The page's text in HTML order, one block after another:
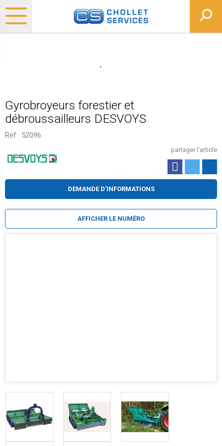
Gyrobroyeurs forestier et
débroussailleurs DESVOYS
Réf : 52096
partager l'article
DEMANDE D'INFORMATIONS
AFFICHER LE NUMÉRO